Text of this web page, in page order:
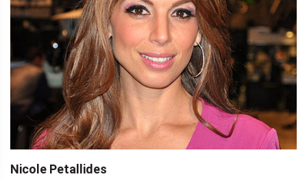
Nicole Petallides